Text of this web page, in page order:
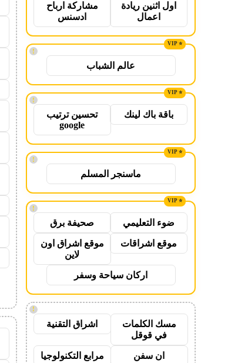
اول اثنين ريادة
اعمال
مشاركة ارباح
ادسنس
!
عالم الشباب
!
باقة باك لينك
تحسين ترتيب
google
!
ماسنجر المسلم
!
ضوء التعليمي صحيفة برق
موقع اشراقات
موقع اشراق اون
لاين
اركان سياحة وسفر
!
مسك الكلمات
في قوقل
اشراق التقنية
ان سفن مرابع التكنولوجيا